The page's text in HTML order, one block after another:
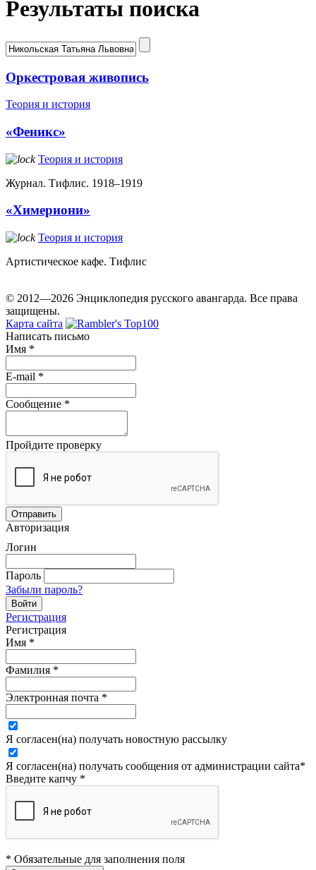
Результаты поиска
Оркестровая живопись
Теория и история
«Феникс»
Теория и история
Журнал. Тифлис. 1918–1919
«Химериони»
Теория и история
Артистическое кафе. Тифлис
© 2012—2026 Энциклопедия русского авангарда. Все права
защищены.
Карта сайта
Написать письмо
Имя *
E-mail *
Сообщение *
Пройдите проверку
Авторизация
Логин
Пароль
Забыли пароль?
Регистрация
Регистрация
Имя *
Фамилия *
Электронная почта *
Я согласен(на) получать новостную рассылку
Я согласен(на) получать сообщения от администрации сайта*
Введите капчу *
* Обязательные для заполнения поля